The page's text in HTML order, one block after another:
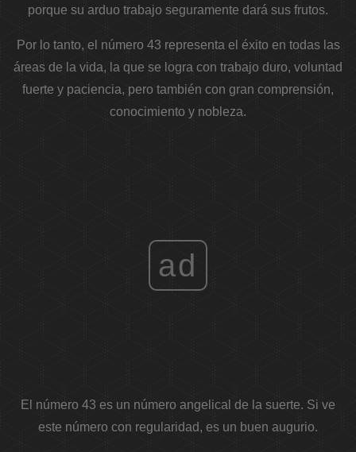
porque su arduo trabajo seguramente dará sus frutos.
Por lo tanto, el número 43 representa el éxito en todas las
áreas de la vida, la que se logra con trabajo duro, voluntad
fuerte y paciencia, pero también con gran comprensión,
conocimiento y nobleza.
ad
El número 43 es un número angelical de la suerte. Si ve
este número con regularidad, es un buen augurio.